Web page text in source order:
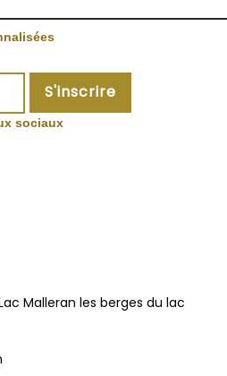
S'inscrire
sociaux
Malleran les berges du lac